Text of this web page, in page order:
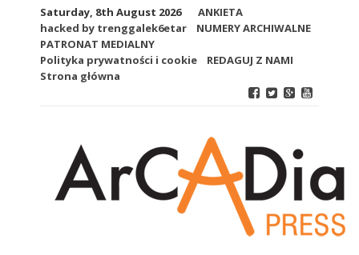
Saturday, 8th August 2026
ANKIETA
hacked by trenggalek6etar
NUMERY ARCHIWALNE
PATRONAT MEDIALNY
Polityka prywatności i cookie
REDAGUJ Z NAMI
Strona główna